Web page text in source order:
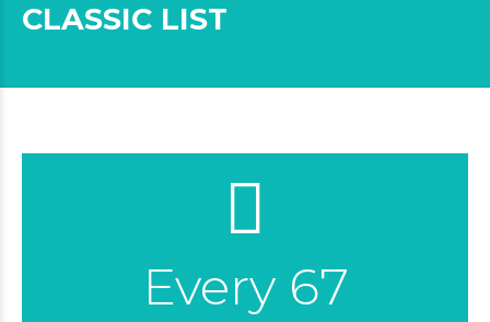
CLASSIC LIST
Every 67